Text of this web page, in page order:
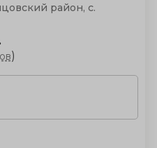
район, с.
)